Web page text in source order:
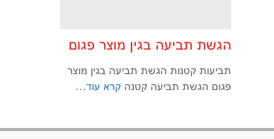
הגשת תביעה בגין מוצר פגום
תביעות קטנות הגשת תביעה בגין מוצר
פגום הגשת תביעה קטנה קרא עוד…